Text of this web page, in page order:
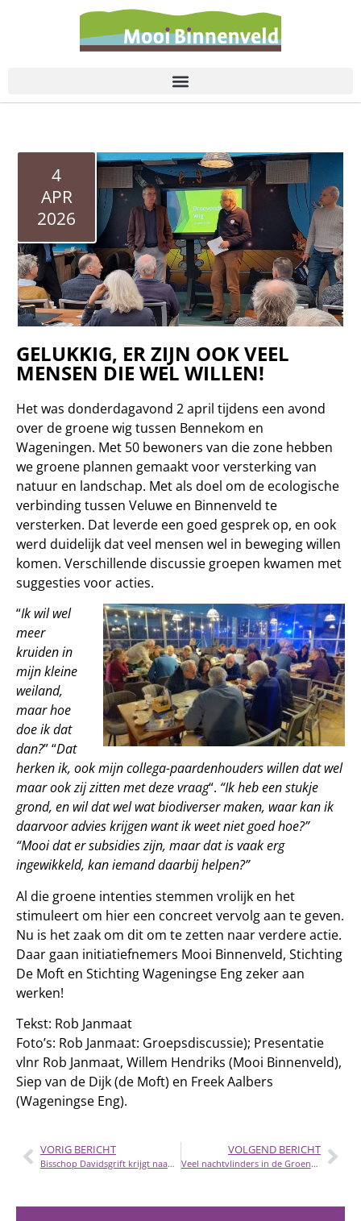
4
APR
2026
GELUKKIG, ER ZIJN OOK VEEL
MENSEN DIE WEL WILLEN!
Het was donderdagavond 2 april tijdens een avond
over de groene wig tussen Bennekom en
Wageningen. Met 50 bewoners van die zone hebben
we groene plannen gemaakt voor versterking van
natuur en landschap. Met als doel om de ecologische
verbinding tussen Veluwe en Binnenveld te
versterken. Dat leverde een goed gesprek op, en ook
werd duidelijk dat veel mensen wel in beweging willen
komen. Verschillende discussie groepen kwamen met
suggesties voor acties.
“Ik wil wel
meer
kruiden in
mijn kleine
weiland,
maar hoe
doe ik dat
dan?” “Dat
herken ik, ook mijn collega-paardenhouders willen dat wel
maar ook zij zitten met deze vraag“. “Ik heb een stukje
grond, en wil dat wel wat biodiverser maken, waar kan ik
daarvoor advies krijgen want ik weet niet goed hoe?”
“Mooi dat er subsidies zijn, maar dat is vaak erg
ingewikkeld, kan iemand daarbij helpen?”
Al die groene intenties stemmen vrolijk en het
stimuleert om hier een concreet vervolg aan te geven.
Nu is het zaak om dit om te zetten naar verdere actie.
Daar gaan initiatiefnemers Mooi Binnenveld, Stichting
De Moft en Stichting Wageningse Eng zeker aan
werken!
Tekst: Rob Janmaat
Foto’s: Rob Janmaat: Groepsdiscussie); Presentatie
vlnr Rob Janmaat, Willem Hendriks (Mooi Binnenveld),
Siep van de Dijk (de Moft) en Freek Aalbers
(Wageningse Eng).
VORIG BERICHT
Bisschop Davidsgrift krijgt naam terug
VOLGEND BERICHT
Veel nachtvlinders in de Groene Grens Zuid